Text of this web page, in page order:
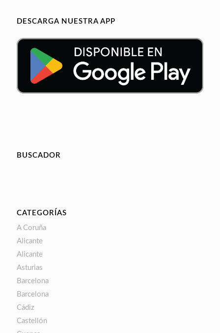
DESCARGA NUESTRA APP
BUSCADOR
CATEGORÍAS
A Coruña
Alicante
Alicante
Asturias
Barcelona
Barcelona
Cádiz
Castellón